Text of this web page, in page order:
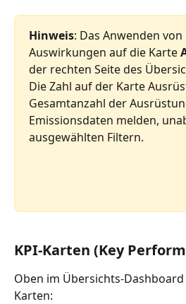
Hinweis: Das Anwenden
Auswirkungen auf die Karte
der rechten Seite des
Die Zahl auf der Karte
Gesamtanzahl der
Emissionsdaten melden,
ausgewählten Filtern.
KPI-Karten (Key
Oben im Übersichts-Dashboard
Karten: